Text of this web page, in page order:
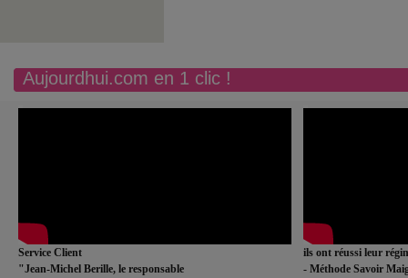
Aujourdhui.com en 1 clic !
Service Client
"Jean-Michel Berille, le responsable
ils ont réussi leur
- Méthode Savoir